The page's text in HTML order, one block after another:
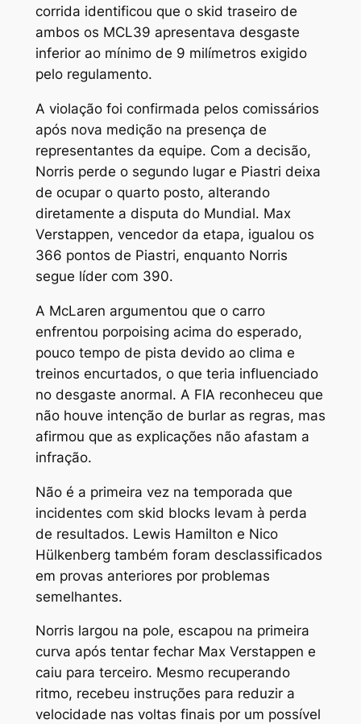
corrida identificou que o skid traseiro de
ambos os MCL39 apresentava desgaste
inferior ao mínimo de 9 milímetros exigido
pelo regulamento.
A violação foi confirmada pelos comissários
após nova medição na presença de
representantes da equipe. Com a decisão,
Norris perde o segundo lugar e Piastri deixa
de ocupar o quarto posto, alterando
diretamente a disputa do Mundial. Max
Verstappen, vencedor da etapa, igualou os
366 pontos de Piastri, enquanto Norris
segue líder com 390.
A McLaren argumentou que o carro
enfrentou porpoising acima do esperado,
pouco tempo de pista devido ao clima e
treinos encurtados, o que teria influenciado
no desgaste anormal. A FIA reconheceu que
não houve intenção de burlar as regras, mas
afirmou que as explicações não afastam a
infração.
Não é a primeira vez na temporada que
incidentes com skid blocks levam à perda
de resultados. Lewis Hamilton e Nico
Hülkenberg também foram desclassificados
em provas anteriores por problemas
semelhantes.
Norris largou na pole, escapou na primeira
curva após tentar fechar Max Verstappen e
caiu para terceiro. Mesmo recuperando
ritmo, recebeu instruções para reduzir a
velocidade nas voltas finais por um possível